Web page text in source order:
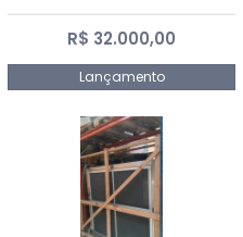
R$ 32.000,00
Lançamento